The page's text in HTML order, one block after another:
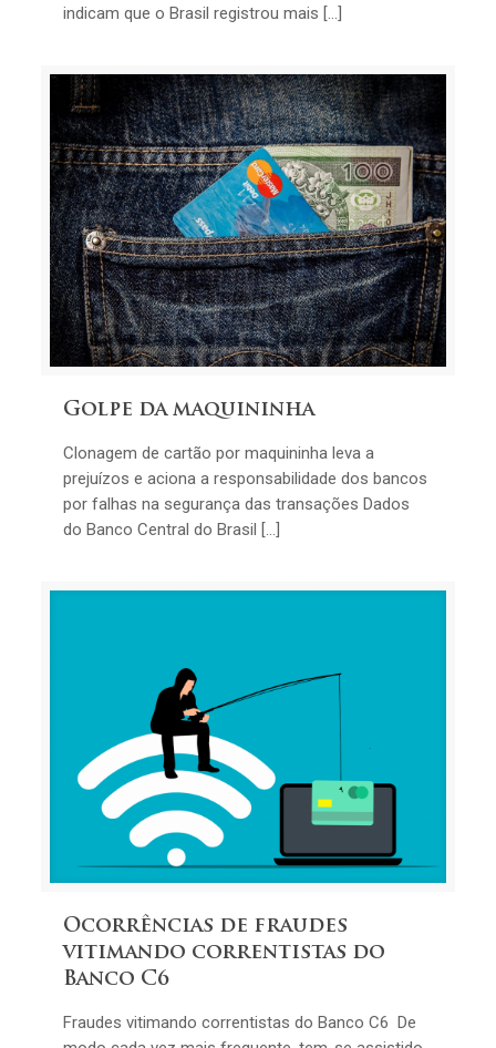
indicam que o Brasil registrou mais […]
Golpe da maquininha
Clonagem de cartão por maquininha leva a
prejuízos e aciona a responsabilidade dos bancos
por falhas na segurança das transações Dados
do Banco Central do Brasil […]
Ocorrências de fraudes
vitimando correntistas do
Banco C6
Fraudes vitimando correntistas do Banco C6 De